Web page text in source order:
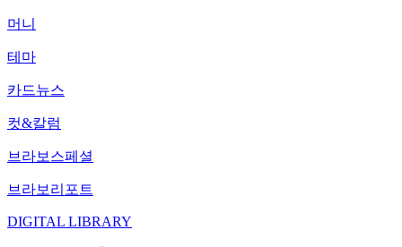
머니
테마
카드뉴스
컷&칼럼
브라보스페셜
브라보리포트
DIGITAL LIBRARY